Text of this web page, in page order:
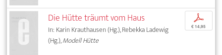
Die Hütte träumt vom Haus
In: Karin Krauthausen (Hg.), Rebekka Ladewig
(Hg.),Modell Hütte
p
€ 14,95